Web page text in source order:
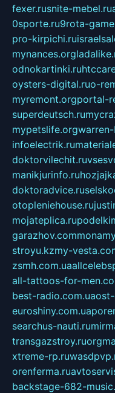
fexer.rusnite-mebel.ru
0sporte.ru9rota-
pro-kirpichi.ru
mynances.org
odnokartinki.ru
oysters-digital.ruo-
myremont.orgportal-
superdeutsch.ru
mypetslife.org
infoelectrik.ru
doktorvilechit.ru
manikjurinfo.ru
doktoradvice.ru
otopleniehouse.ru
mojateplica.ru
garazhov.com
stroyu.kzmy-
zsmh.com.ua
all-tattoos-for-
best-radio.com.ua
euroshiny.com.ua
searchus-nauti.ru
transgazstroy.ru
xtreme-rp.ru
orenferma.ru
backstage-682-